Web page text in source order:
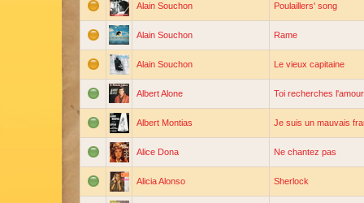
Alain Souchon Poulaillers' song
Alain Souchon Rame
Alain Souchon Le vieux capitaine
Albert Alone Toi recherches l'amour
Albert Montias Je suis un mauvais
Alice Dona Ne chantez pas
Alicia Alonso Sherlock